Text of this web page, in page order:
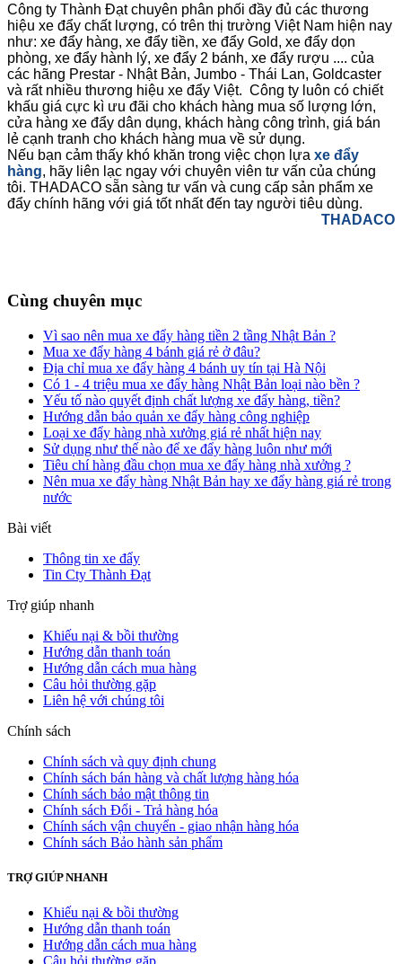
Công ty Thành Đạt chuyên phân phối đầy đủ các thương
hiệu xe đẩy chất lượng, có trên thị trường Việt Nam hiện nay
như: xe đẩy hàng, xe đẩy tiền, xe đẩy Gold, xe đẩy dọn
phòng, xe đẩy hành lý, xe đẩy 2 bánh, xe đẩy rượu .... của
các hãng Prestar - Nhật Bản, Jumbo - Thái Lan, Goldcaster
và rất nhiều thương hiệu xe đẩy Việt. Công ty luôn có chiết
khấu giá cực kì ưu đãi cho khách hàng mua số lượng lớn,
cửa hàng xe đẩy dân dụng, khách hàng công trình, giá bán
lẻ cạnh tranh cho khách hàng mua về sử dụng.
Nếu bạn cảm thấy khó khăn trong việc chọn lựa xe đẩy
hàng, hãy liên lạc ngay với chuyên viên tư vấn của chúng
tôi. THADACO sẵn sàng tư vấn và cung cấp sản phẩm xe
đẩy chính hãng với giá tốt nhất đến tay người tiêu dùng.
THADACO
Cùng chuyên mục
Vì sao nên mua xe đẩy hàng tiền 2 tầng Nhật Bản ?
Mua xe đẩy hàng 4 bánh giá rẻ ở đâu?
Địa chỉ mua xe đẩy hàng 4 bánh uy tín tại Hà Nội
Có 1 - 4 triệu mua xe đẩy hàng Nhật Bản loại nào bền ?
Yếu tố nào quyết định chất lượng xe đẩy hàng, tiền?
Hướng dẫn bảo quản xe đẩy hàng công nghiệp
Loại xe đẩy hàng nhà xưởng giá rẻ nhất hiện nay
Sử dụng như thế nào để xe đẩy hàng luôn như mới
Tiêu chí hàng đầu chọn mua xe đẩy hàng nhà xưởng ?
Nên mua xe đẩy hàng Nhật Bản hay xe đẩy hàng giá rẻ trong
nước
Bài viết
Thông tin xe đẩy
Tin Cty Thành Đạt
Trợ giúp nhanh
Khiếu nại & bồi thường
Hướng dẫn thanh toán
Hướng dẫn cách mua hàng
Câu hỏi thường gặp
Liên hệ với chúng tôi
Chính sách
Chính sách và quy định chung
Chính sách bán hàng và chất lượng hàng hóa
Chính sách bảo mật thông tin
Chính sách Đổi - Trả hàng hóa
Chính sách vận chuyển - giao nhận hàng hóa
Chính sách Bảo hành sản phẩm
TRỢ GIÚP NHANH
Khiếu nại & bồi thường
Hướng dẫn thanh toán
Hướng dẫn cách mua hàng